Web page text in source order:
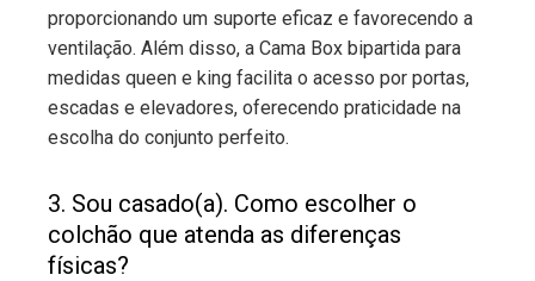
proporcionando um suporte eficaz e favorecendo a
ventilação. Além disso, a Cama Box bipartida para
medidas queen e king facilita o acesso por portas,
escadas e elevadores, oferecendo praticidade na
escolha do conjunto perfeito.
3. Sou casado(a). Como escolher o
colchão que atenda as diferenças
físicas?